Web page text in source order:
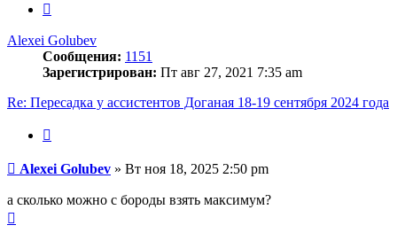
Alexei Golubev
Сообщения: 1151
Зарегистрирован: Пт авг 27, 2021 7:35 am
Re: Пересадка у ассистентов Доганая 18-19 сентября 2024 года
Сообщение
Alexei Golubev » Вт ноя 18, 2025 2:50 pm
а сколько можно с бороды взять максимум?